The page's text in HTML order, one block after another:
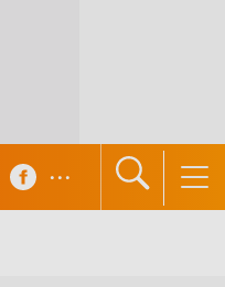
...